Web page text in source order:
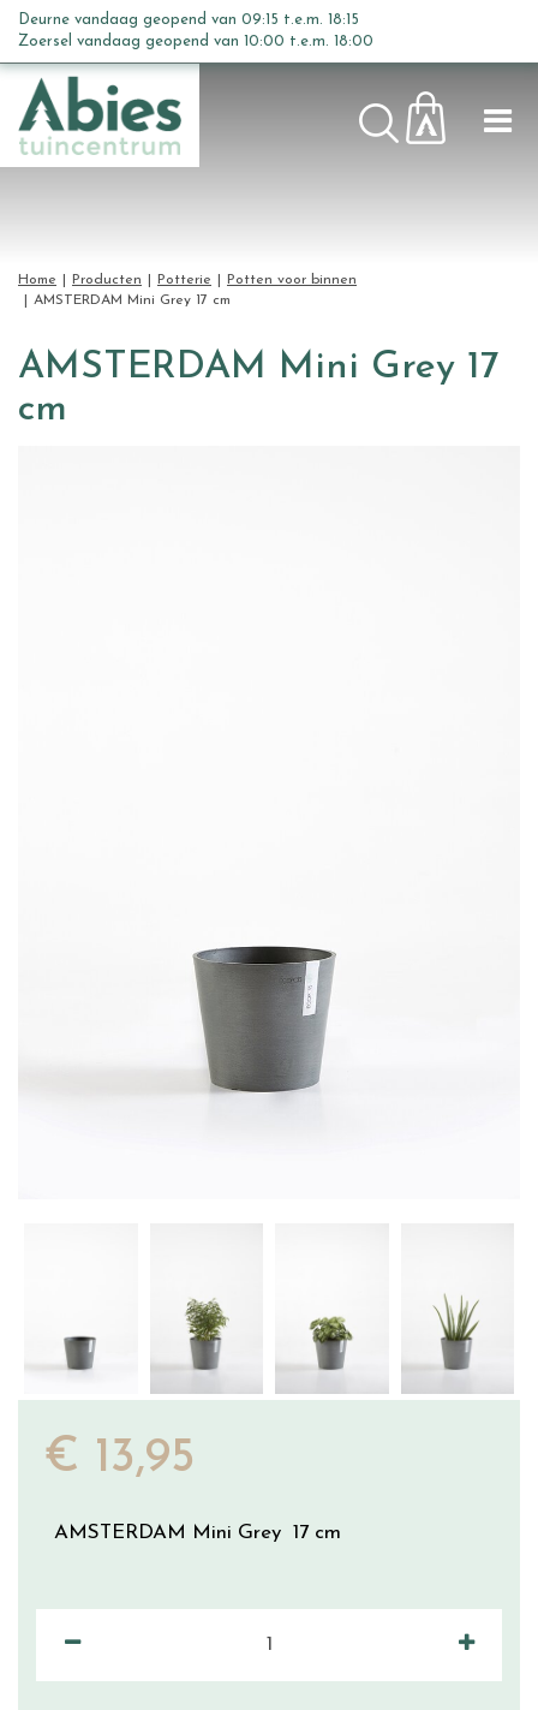
n
Home Producten Potterie
Potten voor binnen
AMSTERDAM Mini Grey 17 cm
Deurne vandaag geopend van 09:15 t.e.m. 18:15
Zoersel vandaag geopend van 10:00 t.e.m. 18:00
AMSTERDAM Mini Grey 17
cm
€ 13,95
AMSTERDAM Mini Grey 17 cm